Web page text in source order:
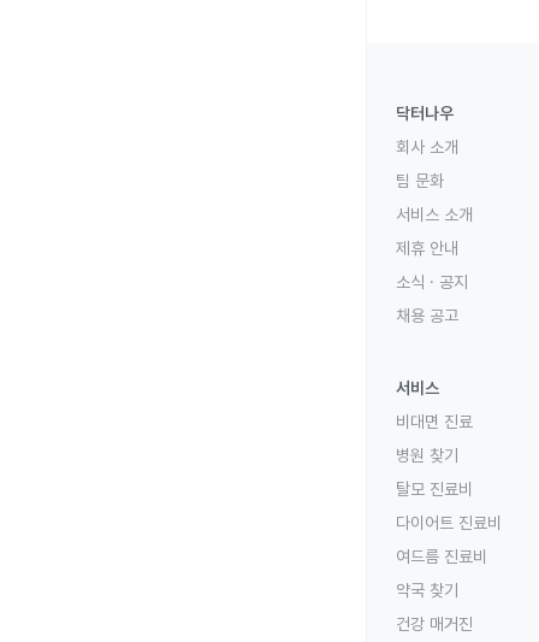
닥터나우
회사 소개
팀 문화
서비스 소개
제휴 안내
소식 · 공지
채용 공고
서비스
비대면 진료
병원 찾기
탈모 진료비
다이어트 진료비
여드름 진료비
약국 찾기
건강 매거진